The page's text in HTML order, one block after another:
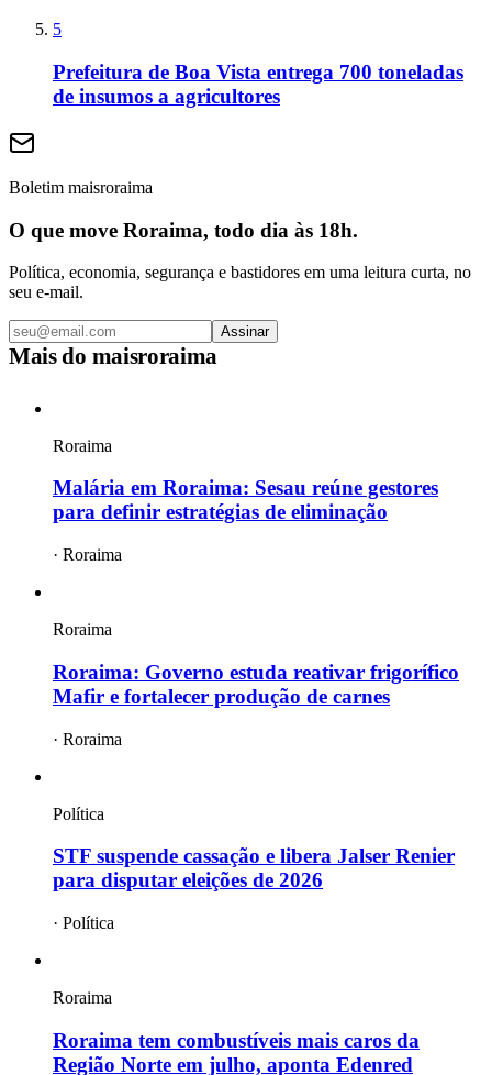
5
Prefeitura de Boa Vista entrega 700 toneladas
de insumos a agricultores
Boletim maisroraima
O que move Roraima, todo dia às 18h.
Política, economia, segurança e bastidores em uma leitura curta, no
seu e-mail.
Assinar
Mais do maisroraima
Roraima
Malária em Roraima: Sesau reúne gestores
para definir estratégias de eliminação
· Roraima
Roraima
Roraima: Governo estuda reativar frigorífico
Mafir e fortalecer produção de carnes
· Roraima
Política
STF suspende cassação e libera Jalser Renier
para disputar eleições de 2026
· Política
Roraima
Roraima tem combustíveis mais caros da
Região Norte em julho, aponta Edenred